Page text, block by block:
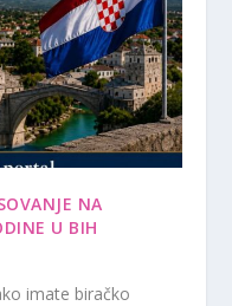
NA
U BIH
imate biračko